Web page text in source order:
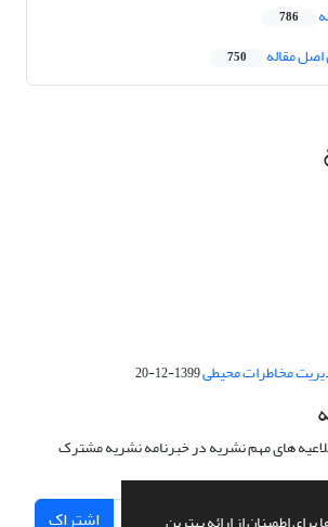
786
مقاله 750
مخاطرات محیطی1399-12-20
های مهم نشریه در خبرنامه نشریه مشترک
اشتراک